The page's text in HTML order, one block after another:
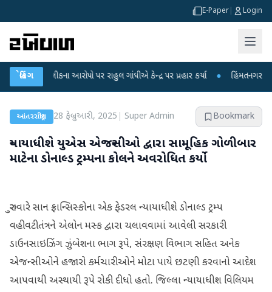
E-Paper Login
બ્રેકિંગ
લીકના આરોપો પર રાહુલ ગાંધીએ કેન્દ્ર પર પ્રહાર કર્યા ● હિંમતનગરમાં રહસ્યમય
આંતરરાષ્ટ્રીય 28 ફેબ્રુઆરી, 2025 Super Admin Bookmark
ન્યાયાધીશે યુએસ એજન્સીઓ દ્વારા સામૂહિક ગોળીબાર
માટેના ડોનાલ્ડ ટ્રમ્પના કોલને અવરોધિત કર્યો
ગુરુવારે સાન ફ્રાન્સિસ્કોના એક ફેડરલ ન્યાયાધીશે ડોનાલ્ડ ટ્રમ્પ
વહીવટીતંત્રને એલોન મસ્ક દ્વારા ચલાવવામાં આવેલી સરકારી
ડાઉનસાઇઝિંગ ઝુંબેશના ભાગ રૂપે, સંરક્ષણ વિભાગ સહિત અનેક
એજન્સીઓને હજારો કર્મચારીઓને મોટા પાયે છટણી કરવાનો આદેશ
આપવાથી અસ્થાયી રૂપે રોકી દીધો હતો. જિલ્લા ન્યાયાધીશ વિલિયમ